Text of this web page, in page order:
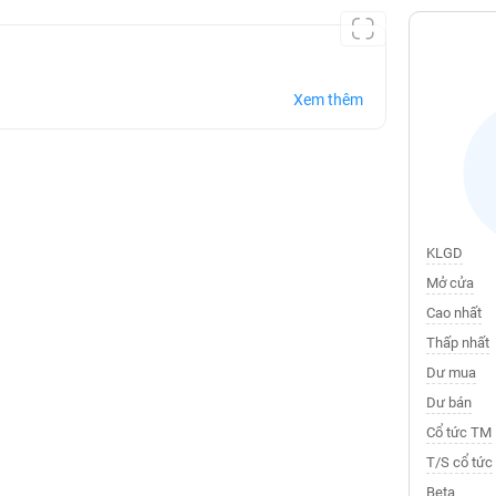
Xem thêm
KLGD
Mở cửa
Cao nhất
Thấp nhất
Dư mua
Dư bán
Cổ tức TM
T/S cổ tức
Beta